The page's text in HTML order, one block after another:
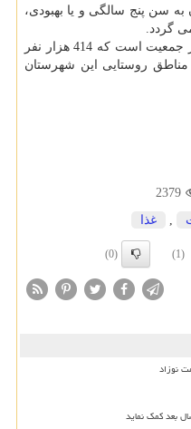
سن پنج سالگی و یا بهبودی،
گردد.
شهرستان سنندج دارای 501 هزار نفر جمعیت است كه 414 هزار نفر
هزار نفر در مناطق روستایی این شهرستان
2379
غذا
(1)
(0)
نوزاد